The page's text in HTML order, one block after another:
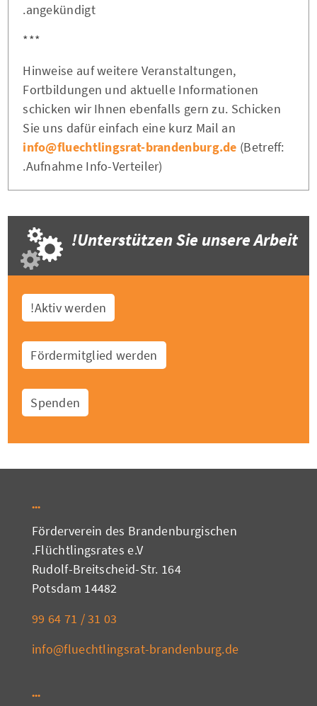
angekündigt.
***
Hinweise auf weitere Veranstaltungen,
Fortbildungen und aktuelle Informationen
schicken wir Ihnen ebenfalls gern zu. Schicken
Sie uns dafür einfach eine kurz Mail an
info@fluechtlingsrat-brandenburg.de (Betreff:
Aufnahme Info-Verteiler).
Unterstützen Sie unsere Arbeit!
Aktiv werden!
Fördermitglied werden
Spenden
Förderverein des Brandenburgischen
Flüchtlingsrates e.V.
Rudolf-Breitscheid-Str. 164
14482 Potsdam
03 31 / 71 64 99
info@fluechtlingsrat-brandenburg.de